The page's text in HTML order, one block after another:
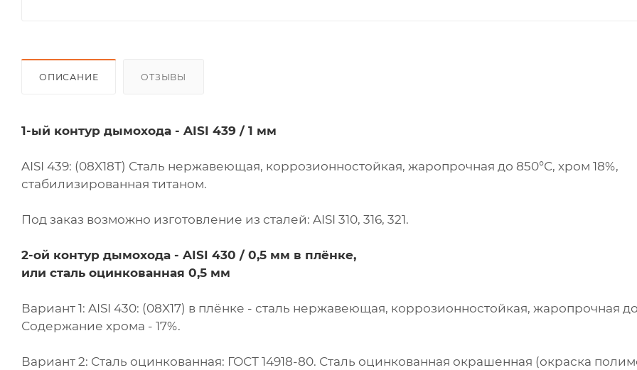
ОПИСАНИЕ ОТЗЫВЫ
1-ый контур дымохода - AISI 439 / 1 мм
AISI 439: (08X18Т) Сталь нержавеющая, коррозионностойкая, жаропрочная до 850°С, хром 18%,
стабилизированная титаном.
Под заказ возможно изготовление из сталей: AISI 310, 316, 321.
2-ой контур дымохода - AISI 430 / 0,5 мм в плёнке,
или сталь оцинкованная 0,5 мм
Вариант 1: AISI 430: (08X17) в плёнке - сталь нержавеющая, коррозионностойкая, жаропрочная
Содержание хрома - 17%.
Вариант 2: Сталь оцинкованная: ГОСТ 14918-80. Сталь оцинкованная окрашенная (окраска